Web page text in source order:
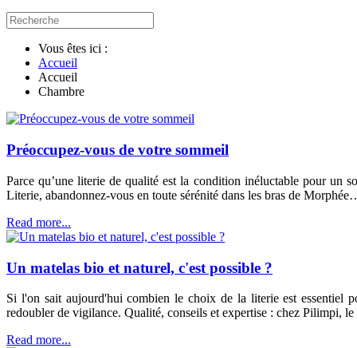
Vous êtes ici :
Accueil
Accueil
Chambre
Préoccupez-vous de votre sommeil
Parce qu’une literie de qualité est la condition inéluctable pour un
Literie, abandonnez-vous en toute sérénité dans les bras de
Read more...
Un matelas bio et naturel, c'est possible ?
Si l'on sait aujourd'hui combien le choix de la literie est essentiel
redoubler de vigilance. Qualité, conseils et expertise : chez Pilimpi, le
Read more...